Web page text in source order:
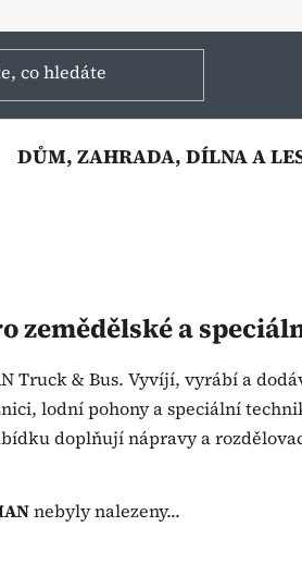
DŮM, ZAHRADA, DÍLNA A
zemědělské a
Truck & Bus. Vyvíjí, vyrábí a
lodní pohony a speciální
doplňují nápravy a
nebyly nalezeny...